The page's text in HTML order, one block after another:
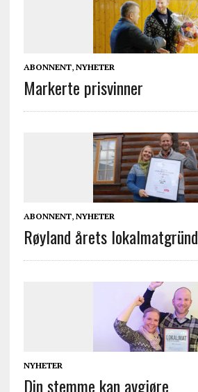
ABONNENT, NYHETER
Markerte prisvinner
ABONNENT, NYHETER
Røyland årets
NYHETER
Din stemme kan avgjøre